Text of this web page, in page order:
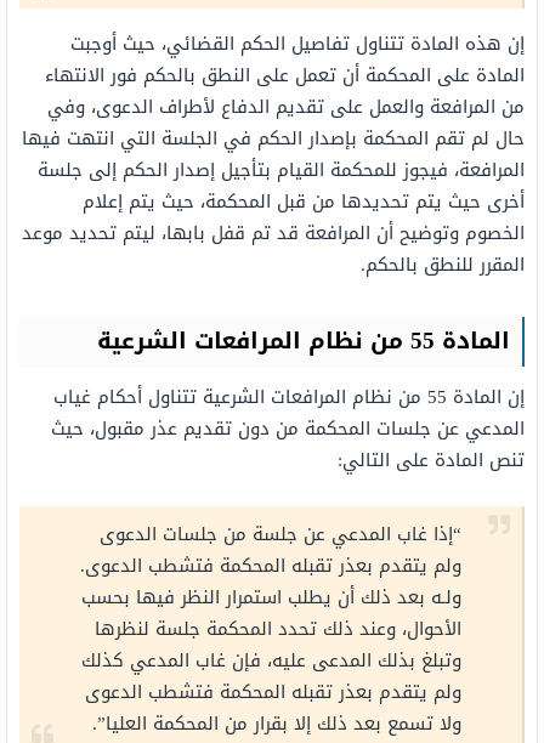
إن هذه المادة تتناول تفاصيل الحكم القضائي، حيث أوجبت
المادة على المحكمة أن تعمل على النطق بالحكم فور الانتهاء
من المرافعة والعمل على تقديم الدفاع لأطراف الدعوى، وفي
حال لم تقم المحكمة بإصدار الحكم في الجلسة التي انتهت فيها
المرافعة، فيجوز للمحكمة القيام بتأجيل إصدار الحكم إلى جلسة
أخرى حيث يتم تحديدها من قبل المحكمة، حيث يتم إعلام
الخصوم وتوضيح أن المرافعة قد تم قفل بابها، ليتم تحديد موعد
المقرر للنطق بالحكم.
المادة 55 من نظام المرافعات الشرعية
إن المادة 55 من نظام المرافعات الشرعية تتناول أحكام غياب
المدعي عن جلسات المحكمة من دون تقديم عذر مقبول، حيث
تنص المادة على التالي:
“إذا غاب المدعي عن جلسة من جلسات الدعوى
ولم يتقدم بعذر تقبله المحكمة فتشطب الدعوى.
ولـه بعد ذلك أن يطلب استمرار النظر فيها بحسب
الأحوال، وعند ذلك تحدد المحكمة جلسة لنظرها
وتبلغ بذلك المدعى عليه، فإن غاب المدعي كذلك
ولم يتقدم بعذر تقبله المحكمة فتشطب الدعوى
ولا تسمع بعد ذلك إلا بقرار من المحكمة العليا”.